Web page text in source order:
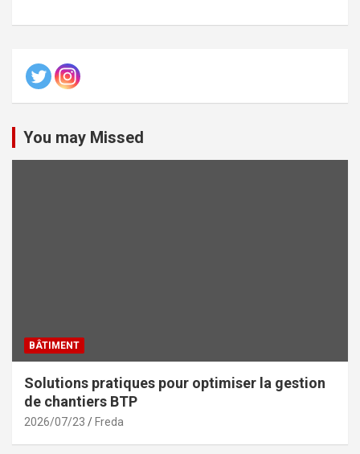
You may Missed
BÂTIMENT
Solutions pratiques pour optimiser la gestion
de chantiers BTP
2026/07/23 Freda